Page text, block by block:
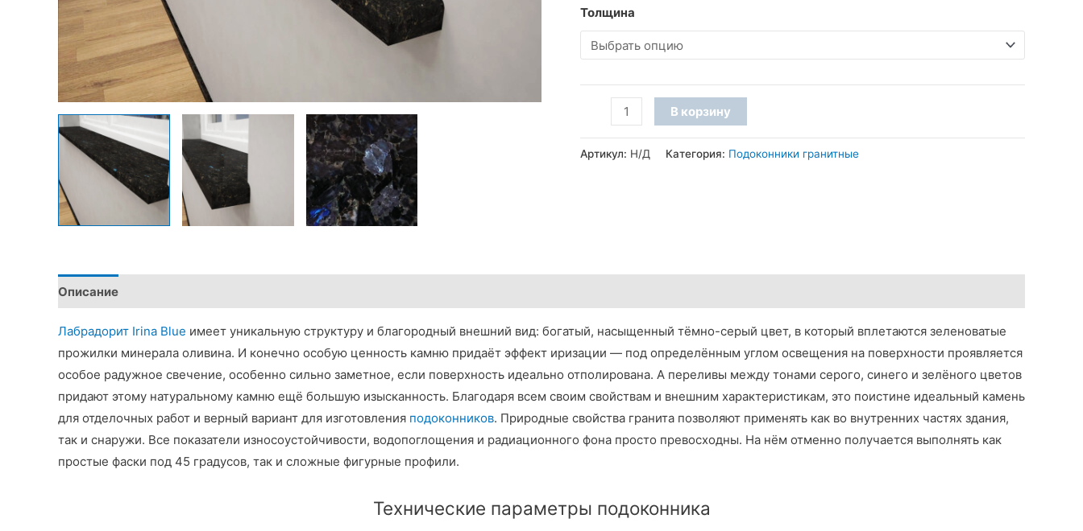
310 грн
Толщина
Количество
товара
Подоконник
В корзину
Артикул: Н/Д Категория: Подоконники гранитные
Описание
Лабрадорит Irina Blue имеет уникальную структуру и благородный внешний вид: богатый, насыщенный тёмно-серый цвет, в который вплетаются зеленоватые
прожилки минерала оливина. И конечно особую ценность камню придаёт эффект иризации — под определённым углом освещения на поверхности проявляется
особое радужное свечение, особенно сильно заметное, если поверхность идеально отполирована. А переливы между тонами серого, синего и зелёного цветов
придают этому натуральному камню ещё большую изысканность. Благодаря всем своим свойствам и внешним характеристикам, это поистине идеальный камень
для отделочных работ и верный вариант для изготовления подоконников. Природные свойства гранита позволяют применять как во внутренних частях здания,
так и снаружи. Все показатели износоустойчивости, водопоглощения и радиационного фона просто превосходны. На нём отменно получается выполнять как
простые фаски под 45 градусов, так и сложные фигурные профили.
Технические параметры подоконника